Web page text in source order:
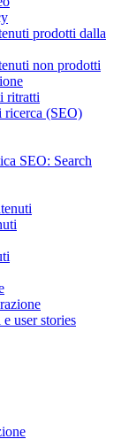
prodotti dalla
non prodotti
ritratti
ricerca (SEO)
SEO: Search
user stories